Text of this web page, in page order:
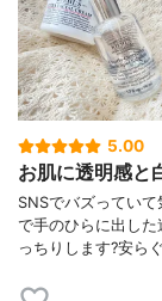
5.00
お肌に透明感と
SNSでバズってい
で手のひらに出し
っちりします?安ら